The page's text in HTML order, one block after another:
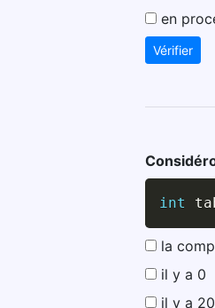
en
Vérifier
int
la
il y a 0
il y a 20